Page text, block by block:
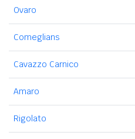
Ovaro
Comeglians
Cavazzo Carnico
Amaro
Rigolato